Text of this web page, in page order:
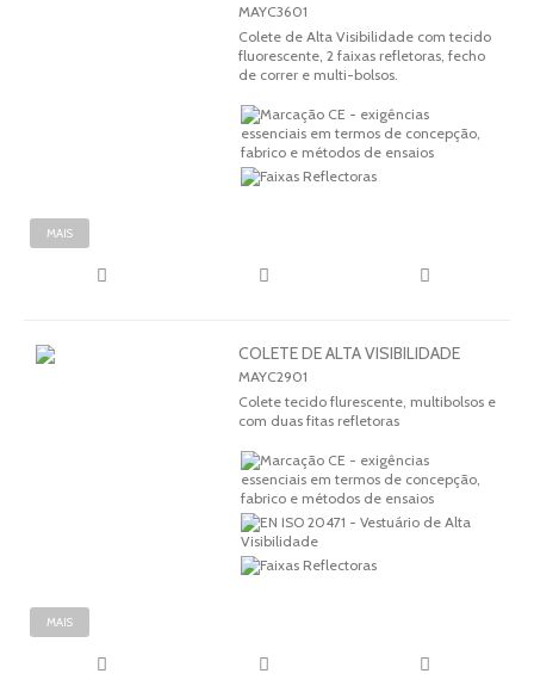
MAYC3601
Colete de Alta Visibilidade com tecido
fluorescente, 2 faixas refletoras, fecho
de correr e multi-bolsos.
MAIS
COLETE DE ALTA VISIBILIDADE
MAYC2901
Colete tecido flurescente, multibolsos e
com duas fitas refletoras
MAIS